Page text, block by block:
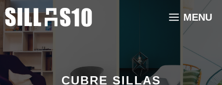
Saltar
al
contenido
MENU
CUBRE SILLAS